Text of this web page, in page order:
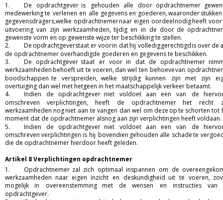
1.
De opdrachtgever is gehouden alle door opdrachtnemer
medewerking te verlenen en alle gegevens en goederen,waaronderstukken
gegevensdragers,welke opdrachtnemernaar eigen oordeelnodigheeft voor
uitvoering van zijn werkzaamheden, tijdig en in de door de
gewenste vorm en op gewenste wijze ter beschikking te stellen.
2.
De opdrachtgeverstaat ervoorin dathij vollediggerechtigdis overde
de opdrachtnemer overhandigde goederen en gegevens te beschikken.
3.
De opdrachtgever staat er voor in dat de opdrachtnemer
werkzaamheden behoeftuit te voeren,dan wel ten behoevevan
boodschappen te verspreiden, welke strijdig kunnen zijn met zijn
overtuiging dan wel met hetgeen in het maatschappelijk verkeer betaamt.
4.
Indien de opdrachtgever niet voldoet aan een van de
omschreven
verplichtingen, heeft de opdrachtnemer het recht
werkzaamheden nogniet aan te vangen dan wel om deze opte schorten tot
moment dat de opdrachtnemer alsnog aan zijn verplichtingen heeft
5.
Indien de opdrachtgever niet voldoet aan een van de
omschreven verplichtingen is hij bovendien gehouden alle schadete
die de opdrachtnemer hierdoor heeft geleden.
Artikel 8 Verplichtingen opdrachtnemer
1.
Opdrachtnemer zal zich optimaal inspannen om de
werkzaamheden naar eigen inzicht en deskundigheid uit te voeren,
mogelijk
in overeenstemming met de wensen en instructies
van
opdrachtgever.